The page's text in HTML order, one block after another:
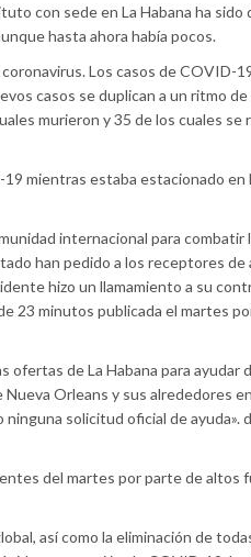
con sede en La Habana ha sido
hasta ahora había pocos.
Los casos de COVID-
casos se duplican a un ritmo
murieron y 35 de los cuales se
mientras estaba estacionado en
internacional para combatir
han pedido a los receptores de
hizo un llamamiento a su
23 minutos publicada el martes
ofertas de La Habana para ayudar
Orleans y sus alrededores
solicitud oficial de ayuda».
del martes por parte de altos
así como la eliminación de